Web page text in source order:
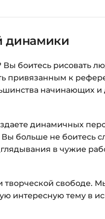
способом (более 8
. Нажмите её — и
без ограничений по
и безопасности — в
динамики
боитесь рисовать
привязанным к
начинающих
динамичных
больше не боитесь
в чужие
творческой свободе.
интересную тему в